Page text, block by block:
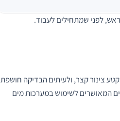
לפני שמתחילים לעבוד.
צינור קצר, ולעיתים הבדיקה חושפת
המאושרים לשימוש במערכות מים